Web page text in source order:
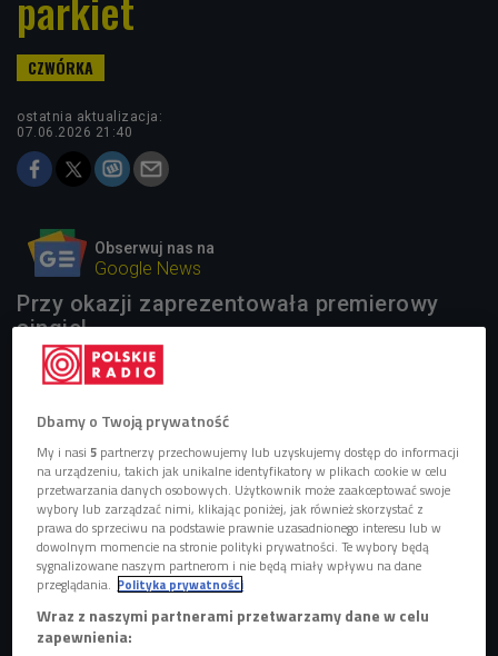
ostatnia aktualizacja:
07.06.2026 21:40
Obserwuj nas na
Google News
Przy okazji zaprezentowała premierowy
singiel.
Madonna podczas występu na Times Square
Dbamy o Twoją prywatność
My i nasi5 partnerzy przechowujemy lub uzyskujemy dostęp do informacji
na urządzeniu, takich jak unikalne identyfikatory w plikach cookie w celu
przetwarzania danych osobowych. Użytkownik może zaakceptować swoje
wybory lub zarządzać nimi, klikając poniżej, jak również skorzystać z
prawa do sprzeciwu na podstawie prawnie uzasadnionego interesu lub w
dowolnym momencie na stronie polityki prywatności. Te wybory będą
sygnalizowane naszym partnerom i nie będą miały wpływu na dane
przeglądania. Polityka prywatności
Wraz z naszymi partnerami przetwarzamy dane w celu
zapewnienia: